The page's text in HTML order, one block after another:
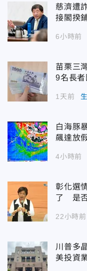
慈濟遭
接閣揆
6小時前
苗栗三
9名長
1天前
白海豚
飆達放
4小時前
彰化選
了 是否
22小時前
川普多
美投資